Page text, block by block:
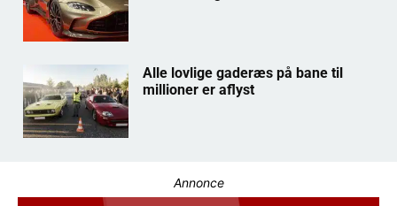
Alle lovlige gaderæs på bane til
millioner er aflyst
Annonce